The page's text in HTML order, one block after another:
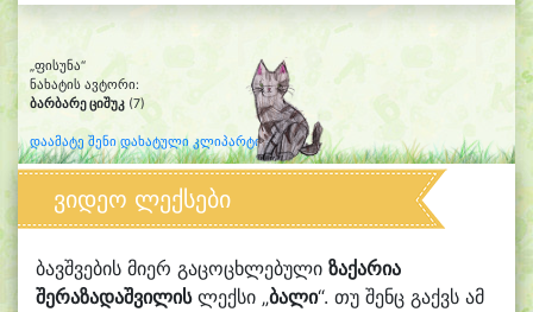
„ფისუნა“
ნახატის ავტორი:
ბარბარე ციშუკ (7)
დაამატე შენი დახატული კლიპარტი
ვიდეო ლექსები
ბავშვების მიერ გაცოცხლებული ზაქარია
შერაზადაშვილისლექსი „ბალი“. თუ შენც გაქვს ამ